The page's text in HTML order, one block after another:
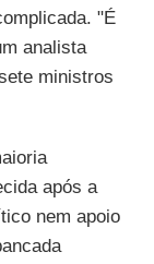
"É
analista
ministros
após a
nem apoio